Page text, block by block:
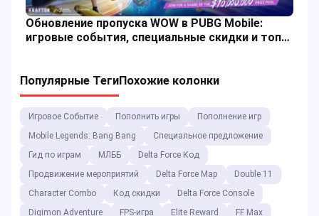
Обновление пропуска WOW в PUBG Mobile:
игровые события, специальные скидки и топ-
Популярные ТегиПохожие колонки
Игровое Событие Пополнить игры
Пополнение игр
Mobile Legends: Bang Bang
Специальное предложение
Гид по играм
МЛББ
Delta Force Код
Продвижение мероприятий
Delta Force Map
Double 11
Character Combo
Код скидки
Delta Force Console
Digimon Adventure
FPS-игра Elite Reward FF Max